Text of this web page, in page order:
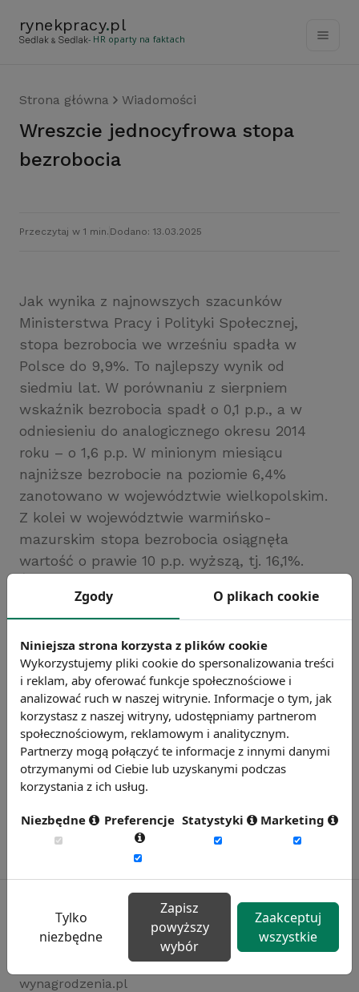
rynekpracy.pl
- HR oparty na faktach
Strona główna Wiadomości
Wreszcie jednocyfrowa stopa
bezrobocia
Przeczytaj w 1 min. Dodano: 13.03.2025
Jak wynika z najnowszych szacunków
Ministerstwa Pracy i Polityki Społecznej,
stopa bezrobocia we wrześniu spadła w
Polsce do 9,9%. To najlepszy wynik od
siedmiu lat. W porównaniu z sierpniem
wskaźnik bezrobocia spadł o 0,1 p.p., a w
odniesieniu do analogicznego okresu 2014
roku – o 1,6 p.p. W minionym miesiącu
najniższe bezrobocie na poziomie 6,4%
zanotowano w województwie wielkopolskim.
Z kolei w województwie warmińsko-
mazurskim stopa bezrobocia osiągnęła
wartość o prawie 10 p.p. wyższą, tj. 16,1%.
Chcesz wiedzieć więcej?
Rynekpracy.pl
wynagrodzenia.pl
Zgody O plikach cookie
Niniejsza strona korzysta z plików cookie
Wykorzystujemy pliki cookie do spersonalizowania treści
i reklam, aby oferować funkcje społecznościowe i
analizować ruch w naszej witrynie. Informacje o tym, jak
korzystasz z naszej witryny, udostępniamy partnerom
społecznościowym, reklamowym i analitycznym.
Partnerzy mogą połączyć te informacje z innymi danymi
otrzymanymi od Ciebie lub uzyskanymi podczas
korzystania z ich usług.
Niezbędne Preferencje Statystyki Marketing
Tylko
niezbędne
Zapisz
powyższy
wybór
Zaakceptuj
wszystkie